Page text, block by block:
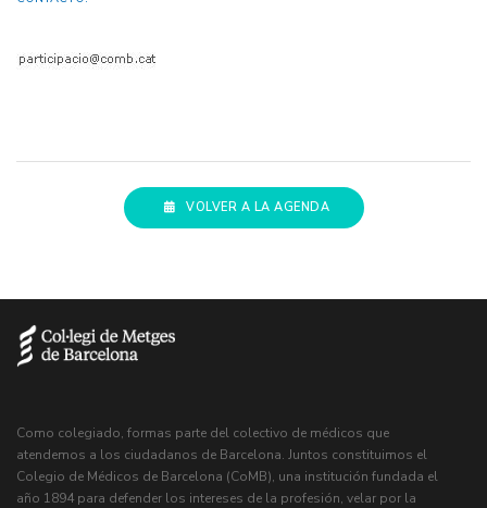
VOLVER A LA AGENDA
Como colegiado, formas parte del colectivo de médicos que
atendemos a los ciudadanos de Barcelona. Juntos constituimos el
Colegio de Médicos de Barcelona (CoMB), una institución fundada el
año 1894 para defender los intereses de la profesión, velar por la